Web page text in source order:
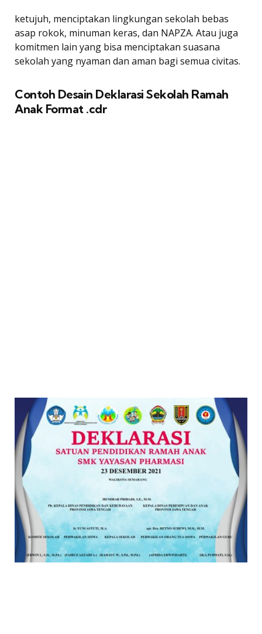
ketujuh, menciptakan lingkungan sekolah bebas
asap rokok, minuman keras, dan NAPZA. Atau juga
komitmen lain yang bisa menciptakan suasana
sekolah yang nyaman dan aman bagi semua civitas.
Contoh Desain Deklarasi Sekolah Ramah
Anak Format .cdr